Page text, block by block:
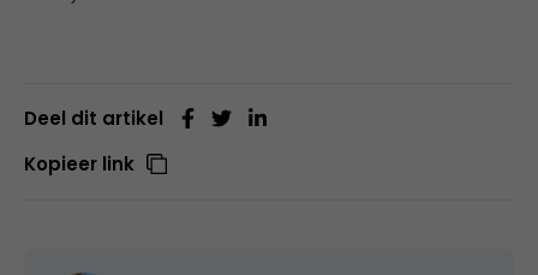
Deel dit artikel
Kopieer link